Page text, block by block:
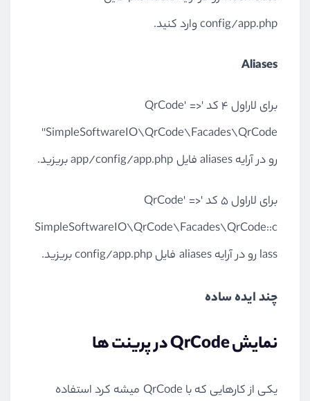
config/app.php وارد کنید.
Aliases
برای لاراول 4 کد 'QrCode' =>
'SimpleSoftwareIO\QrCode\Facades\QrCode'
رو در آرایه aliases فایل app/config/app.php بریزید.
برای لاراول 5 کد 'QrCode' =>
SimpleSoftwareIO\QrCode\Facades\QrCode::c
lass رو در آرایه aliases فایل config/app.php بریزید.
چند ایده ساده
نمایش QrCode در پرینت ها
یکی از کارهایی که با QrCode میشه کرد استفاده